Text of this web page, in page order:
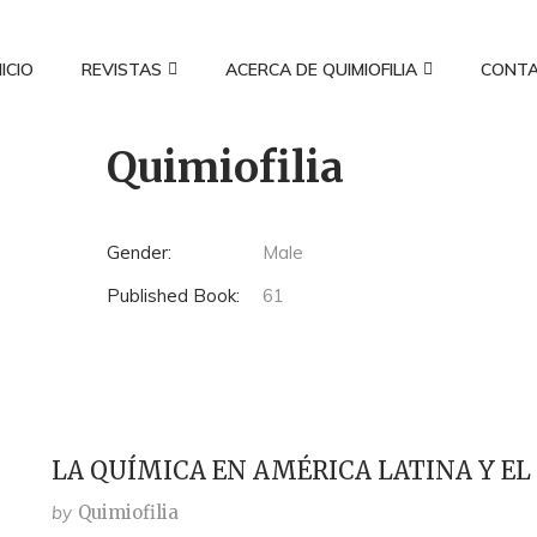
REVISTAS ACERCA DE QUIMIOFILIA
Quimiofilia
Gender:
Male
Published Book:
61
LA QUÍMICA EN AMÉRICA LATINA Y EL
by Quimiofilia